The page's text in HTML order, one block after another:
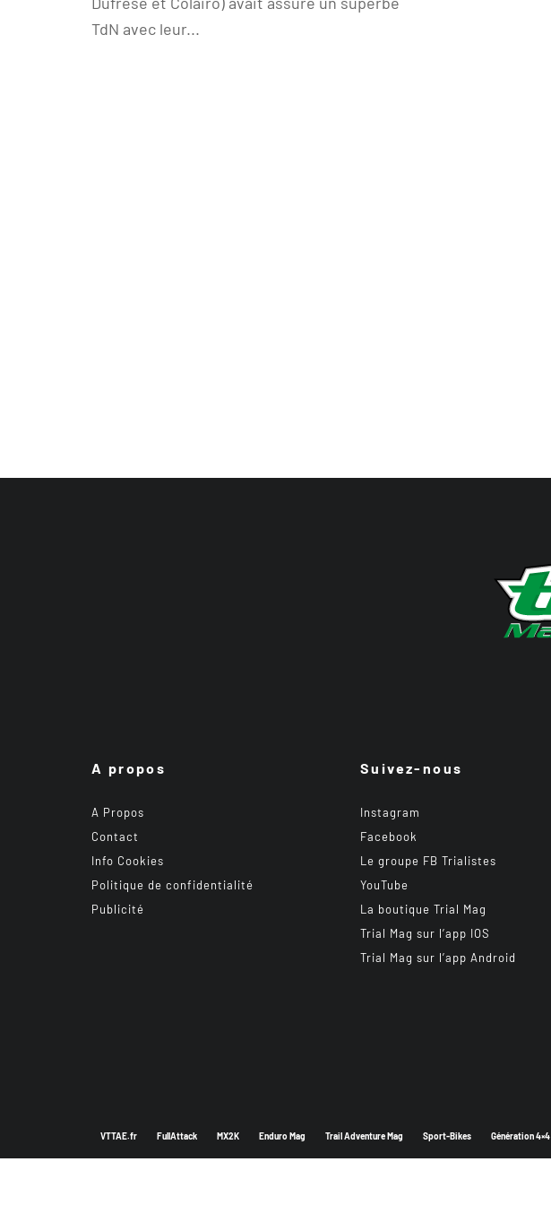
TdN avec leur...
A propos
A Propos
Contact
Info Cookies
Politique de confidentialité
Publicité
Suivez-nous
Instagram
Facebook
Le groupe FB Trialistes
YouTube
La boutique Trial Mag
Trial Mag sur l’app IOS
Trial Mag sur l’app Android
VTTAE.fr FullAttack MX2K Enduro Mag Trail Adventure Mag Sport-Bikes Génération 4×4